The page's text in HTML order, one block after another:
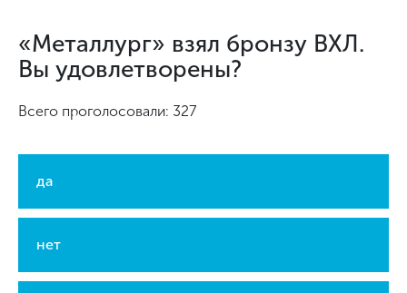
«Металлург» взял бронзу ВХЛ.
Вы удовлетворены?
Всего проголосовали: 327
да
нет